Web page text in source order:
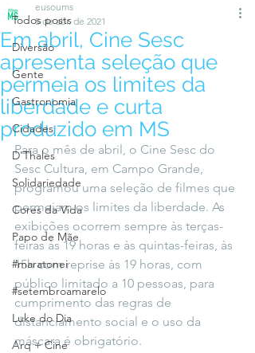
Todos posts
Diversão
Gente
Gastronomia
Cidades
D'Thales
Solidariedade
Cores da Vida
Papo de Mãe
#maratonei
#setembroamarelo
Luke do Dia
Arq + Cine
Em abril, Cine Sesc
apresenta seleção que
permeia os limites da
liberdade e curta
produzido em MS
eusoums
5 de abr. de 2021
Para o mês de abril, o Cine Sesc do
Sesc Cultura, em Campo Grande,
programou uma seleção de filmes que
permeiam os limites da liberdade. As
exibições ocorrem sempre às terças-
feiras às 19 horas e às quintas-feiras, às
15h com reprise às 19 horas, com
público limitado a 10 pessoas, para
cumprimento das regras de
distanciamento social e o uso da
máscara é obrigatório.